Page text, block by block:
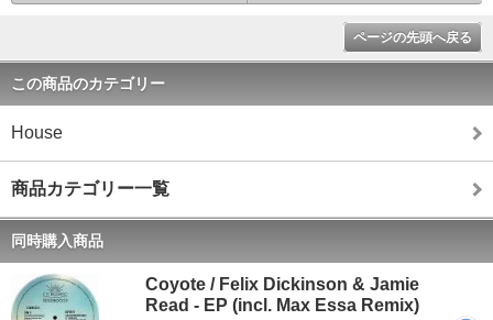
ページの先頭へ戻る
この商品のカテゴリー
House
商品カテゴリー一覧
同時購入商品
Coyote / Felix Dickinson & Jamie
Read - EP (incl. Max Essa Remix)